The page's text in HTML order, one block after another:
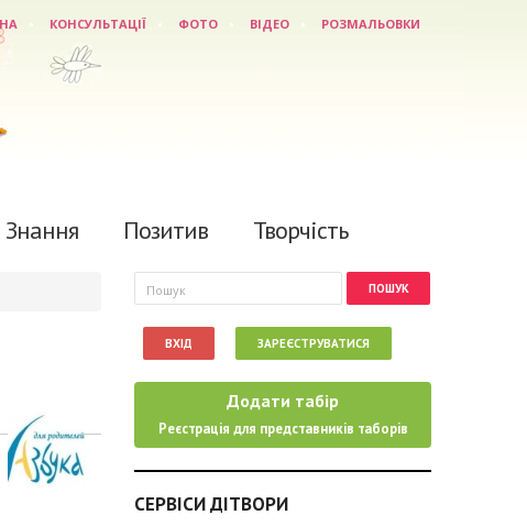
КОНСУЛЬТАЦІЇ ФОТО ВІДЕО РОЗМАЛЬОВКИ
Знання Позитив Творчість
Пошукова форма
Пошук
ВХІД ЗАРЕЄСТРУВАТИСЯ
Додати табір
Реєстрація для представників таборів
СЕРВІСИ ДІТВОРИ